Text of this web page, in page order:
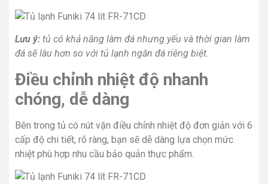
Lưu ý: tủ có khả năng làm đá nhưng yếu và thời gian làm
đá sẽ lâu hơn so với tủ lạnh ngăn đá riêng biệt.
Điều chỉnh nhiệt độ nhanh
chóng, dễ dàng
Bên trong tủ có nút vặn điều chỉnh nhiệt độ đơn giản với 6
cấp độ chi tiết, rõ ràng, bạn sẽ dễ dàng lựa chọn mức
nhiệt phù hợp nhu cầu bảo quản thực phẩm.